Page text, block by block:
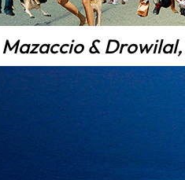
Mazaccio &